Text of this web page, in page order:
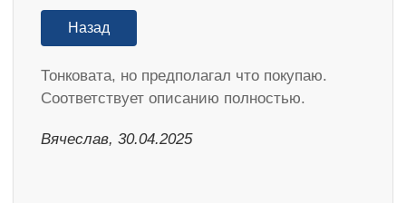
Назад
Тонковата, но предполагал что покупаю.
Соответствует описанию полностью.
Вячеслав, 30.04.2025